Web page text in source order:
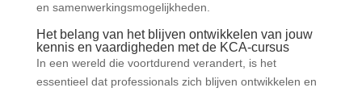
en samenwerkingsmogelijkheden.
Het belang van het blijven ontwikkelen van jouw
kennis en vaardigheden met de KCA-cursus
In een wereld die voortdurend verandert, is het
essentieel dat professionals zich blijven ontwikkelen en